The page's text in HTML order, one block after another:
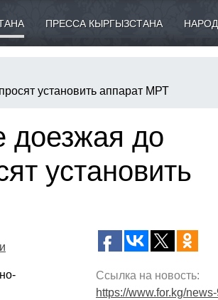
ПРЕССА КЫРГЫЗСТАНА
установить аппарат МРТ
доезжая до
установить
Ссылка на новость:
https://www.for.kg/